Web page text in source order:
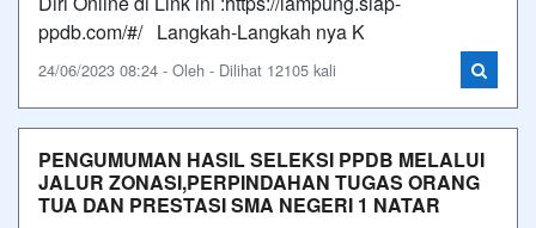
ppdb.com/#/ Langkah-Langkah nya K
24/06/2023 08:24 - Oleh - Dilihat 12105 kali
PENGUMUMAN HASIL SELEKSI PPDB MELALUI
JALUR ZONASI,PERPINDAHAN TUGAS ORANG
TUA DAN PRESTASI SMA NEGERI 1 NATAR